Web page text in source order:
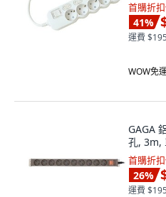
首購折
41%
運費
WOW免
GAGA
孔, 3m,
首購折
26%
運費